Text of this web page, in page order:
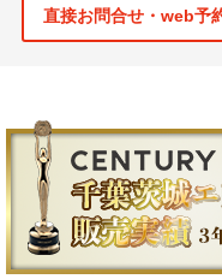
直接お問合せ・web予